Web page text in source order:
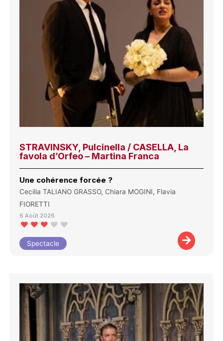
STRAVINSKY, Pulcinella / CASELLA, La
favola d’Orfeo – Martina Franca
Une cohérence forcée ?
Cecilia TALIANO GRASSO, Chiara MOGINI, Flavia
FIORETTI
6 Août 2026
Spectacle